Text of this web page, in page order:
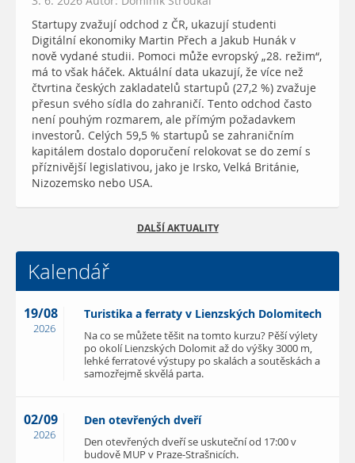
Startupy zvažují odchod z ČR, ukazují studenti
Digitální ekonomiky Martin Přech a Jakub Hunák v
nově vydané studii. Pomoci může evropský „28. režim“,
má to však háček. Aktuální data ukazují, že více než
čtvrtina českých zakladatelů startupů (27,2 %) zvažuje
přesun svého sídla do zahraničí. Tento odchod často
není pouhým rozmarem, ale přímým požadavkem
investorů. Celých 59,5 % startupů se zahraničním
kapitálem dostalo doporučení relokovat se do zemí s
příznivější legislativou, jako je Irsko, Velká Británie,
Nizozemsko nebo USA.
DALŠÍ AKTUALITY
Kalendář
19/08
2026
Turistika a ferraty v Lienzských Dolomitech
Na co se můžete těšit na tomto kurzu? Pěší výlety
po okolí Lienzských Dolomit až do výšky 3000 m,
lehké ferratové výstupy po skalách a soutěskách a
samozřejmě skvělá parta.
02/09
2026
Den otevřených dveří
Den otevřených dveří se uskuteční od 17:00 v
budově MUP v Praze-Strašnicích.